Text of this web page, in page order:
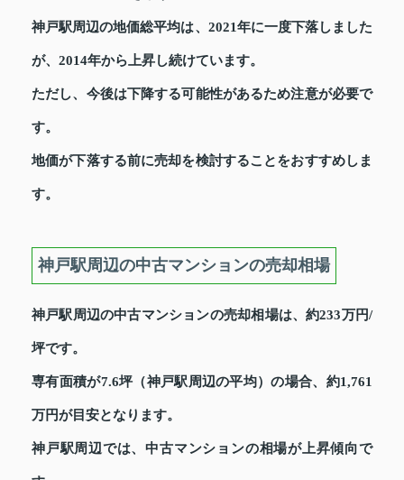
神戸駅周辺の地価総平均は、2021年に一度下落しました
が、2014年から上昇し続けています。
ただし、今後は下降する可能性があるため注意が必要で
す。
地価が下落する前に売却を検討することをおすすめしま
す。
神戸駅周辺の中古マンションの売却相場
神戸駅周辺の中古マンションの売却相場は、約233万円/
坪です。
専有面積が7.6坪（神戸駅周辺の平均）の場合、約1,761
万円が目安となります。
神戸駅周辺では、中古マンションの相場が上昇傾向で